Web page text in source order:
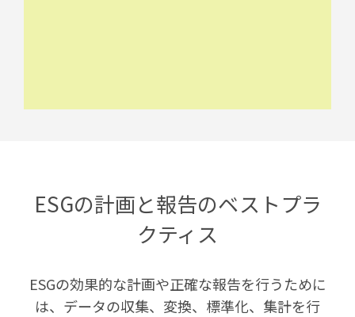
ESGの計画と報告のベストプラ
クティス
ESGの効果的な計画や正確な報告を行うために
は、データの収集、変換、標準化、集計を行